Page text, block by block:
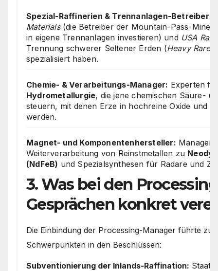
Spezial-Raffinerien & Trennanlagen-Betreiber:
Materials(die Betreiber der Mountain-Pass-Mine
in eigene Trennanlagen investieren) und USA
Trennung schwerer Seltener Erden (Heavy Rare
spezialisiert haben.
Chemie- & Verarbeitungs-Manager: Experten
Hydrometallurgie, die jene chemischen Säure-
steuern, mit denen Erze in hochreine Oxide und
werden.
Magnet- und Komponentenhersteller: Manager
Weiterverarbeitung von Reinstmetallen zu
(NdFeB) und Spezialsynthesen für Radare und
3. Was bei den
Gesprächen konkret
Die Einbindung der Processing-Manager führte zu
Schwerpunkten in den Beschlüssen:
Subventionierung der Inlands-Raffination: